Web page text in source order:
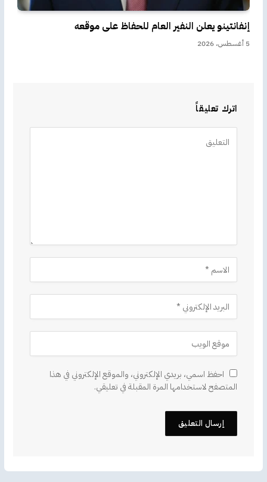
إنفانتينو يعلن النفير العام للحفاظ على موقعه
5 أغسطس، 2026
اترك تعليقاً
احفظ اسمي، بريدي الإلكتروني، والموقع الإلكتروني في هذا
المتصفح لاستخدامها المرة المقبلة في تعليقي.